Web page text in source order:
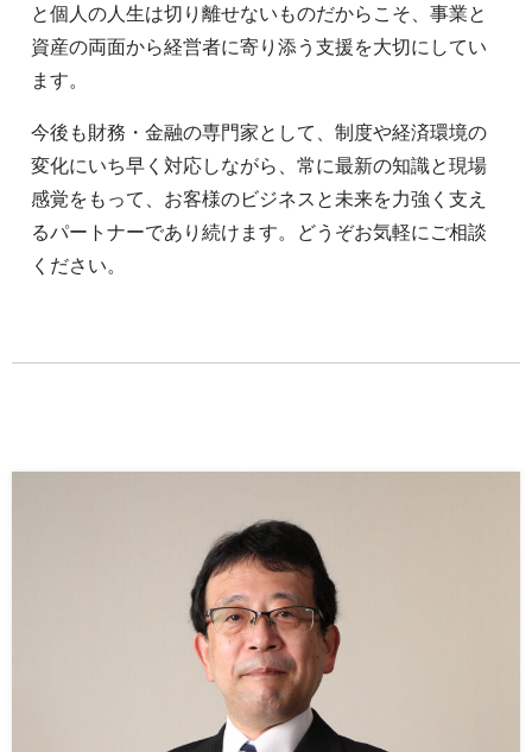
と個人の人生は切り離せないものだからこそ、事業と
資産の両面から経営者に寄り添う支援を大切にしてい
ます。
今後も財務・金融の専門家として、制度や経済環境の
変化にいち早く対応しながら、常に最新の知識と現場
感覚をもって、お客様のビジネスと未来を力強く支え
るパートナーであり続けます。どうぞお気軽にご相談
ください。